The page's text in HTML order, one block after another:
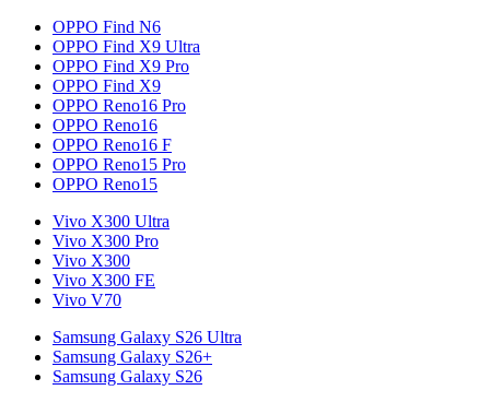
OPPO Find N6
OPPO Find X9 Ultra
OPPO Find X9 Pro
OPPO Find X9
OPPO Reno16 Pro
OPPO Reno16
OPPO Reno16 F
OPPO Reno15 Pro
OPPO Reno15
Vivo X300 Ultra
Vivo X300 Pro
Vivo X300
Vivo X300 FE
Vivo V70
Samsung Galaxy S26 Ultra
Samsung Galaxy S26+
Samsung Galaxy S26